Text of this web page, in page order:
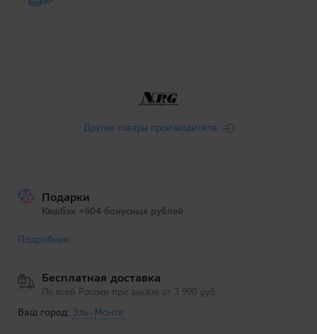
Другие товары производителя
Подарки
Кешбэк +604 бонусных рублей
Подробнее
Бесплатная доставка
По всей России при заказе от 3 990 руб.
Ваш город: Эль-Монте